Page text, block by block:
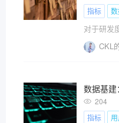
指标
CKL
数据基建
204
指标